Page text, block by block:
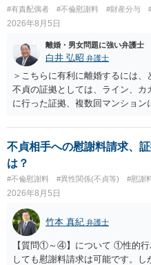
#有責配偶者 #不倫慰謝料 #財産分与
2026年8月5日
離婚・男女問題に強い弁護士
白井 弘昭 弁護士
＞こちらに有利に離婚するには、
不貞の証拠としては、ライン、
に行った証拠、複数回マンショ
婚する、慰謝料をとるなど）こ
貞発覚後、長期間同居を続ける
場合がありますので、ご注意くだ
不貞相手への慰謝料請求、
は？
#不倫慰謝料 #異性関係(不貞等) #慰謝
2026年8月5日
竹本 真紀 弁護士
【質問①～④】について ①性的行
しても慰謝料請求は可能です。